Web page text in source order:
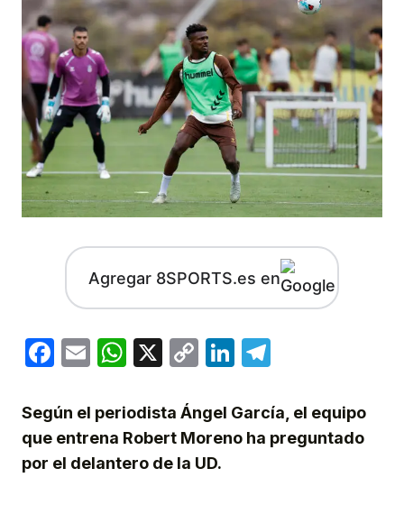
Agregar 8SPORTS.es en
Facebook
EmailWhatsApp
X
CopyLinkedIn
Según el periodista Ángel García, el equipo
que entrena Robert Moreno ha preguntado
por el delantero de la UD.